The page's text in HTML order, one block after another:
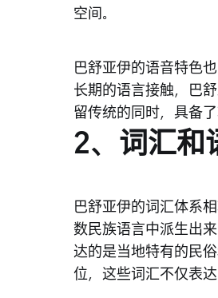
空间。
巴舒亚伊的语音特色
长期的语言接触，巴
留传统的同时，具备
2、词汇和
巴舒亚伊的词汇体系
数民族语言中派生出
达的是当地特有的民
位，这些词汇不仅表